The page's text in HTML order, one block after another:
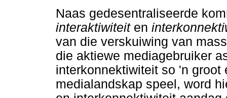
Naas gedesentraliseerde
interaktiwiteiten
van die verskuiwing van
die aktiewe mediagebruiker
interkonnektiwiteit so 'n
medialandskap speel, word